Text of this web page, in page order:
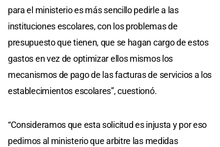
para el ministerio es más sencillo pedirle a las
instituciones escolares, con los problemas de
presupuesto que tienen, que se hagan cargo de estos
gastos en vez de optimizar ellos mismos los
mecanismos de pago de las facturas de servicios a los
establecimientos escolares”, cuestionó.
“Consideramos que esta solicitud es injusta y por eso
pedimos al ministerio que arbitre las medidas